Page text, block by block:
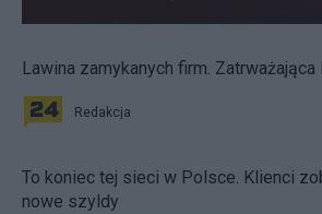
Lawina zamykanych firm.
Redakcja
To koniec tej sieci w Polsce. Klienci
nowe szyldy